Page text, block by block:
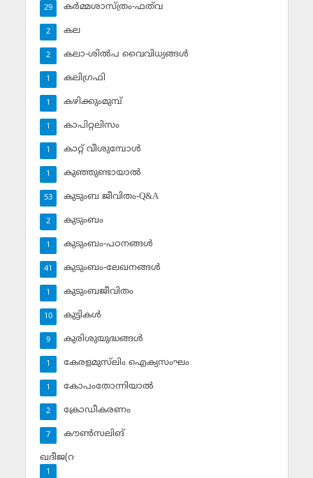
കര്‍മ്മശാസ്ത്രം-ഫത്‌വ
29
കല
2
കലാ-ശില്‍പ വൈവിധ്യങ്ങള്‍
2
കലിഗ്രഫി
1
കഴിക്കുംമുമ്പ്
1
കാപിറ്റലിസം
1
കാറ്റ് വീശുമ്പോള്‍
1
കുഞ്ഞുണ്ടായാല്‍
1
കുടുംബ ജീവിതം-Q&A
53
കുടുംബം
2
കുടുംബം-പഠനങ്ങള്‍
1
കുടുംബം-ലേഖനങ്ങള്‍
41
കുടുംബജീവിതം
1
കുട്ടികള്‍
10
കുരിശുയുദ്ധങ്ങള്‍
9
കേരളമുസ്‌ലിം ഐക്യസംഘം
1
കോപംതോന്നിയാല്‍
1
ക്രോഡീകരണം
2
കൗണ്‍സലിങ്‌
7
ഖദീജ(റ
1